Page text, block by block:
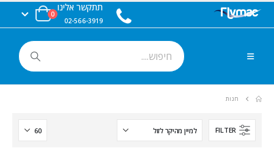
תתקשר אלינו
02-566-3919
0
חנות
FILTER